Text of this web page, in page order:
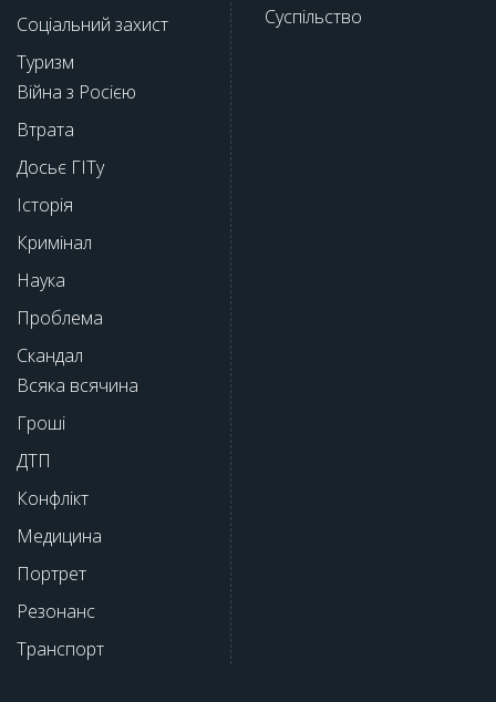
Соціальний захист
Туризм
Війна з Росією
Втрата
Досьє ГІТу
Історія
Кримінал
Наука
Проблема
Скандал
Всяка всячина
Гроші
ДТП
Конфлікт
Медицина
Портрет
Резонанс
Транспорт
Суспільство